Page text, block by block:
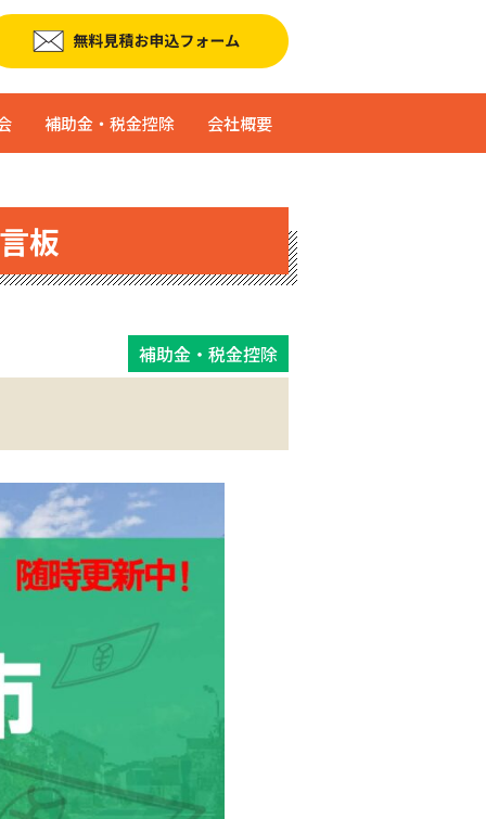
補助金・税金控除 会社概要
板
補助金・税金控除